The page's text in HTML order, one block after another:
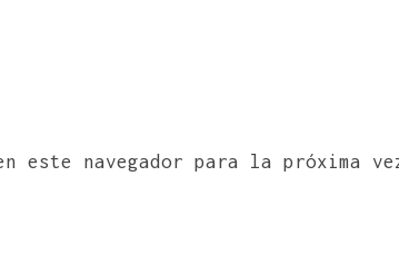
este navegador para la próxima